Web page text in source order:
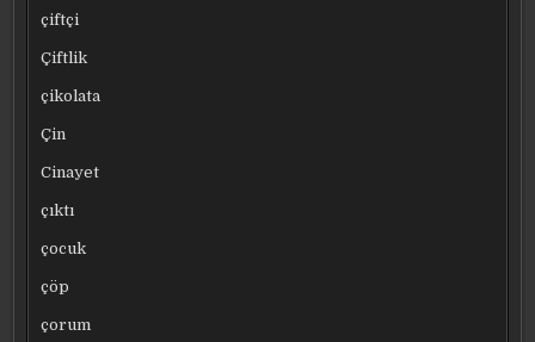
çiftçi
Çiftlik
çikolata
Çin
Cinayet
çıktı
çocuk
çöp
çorum